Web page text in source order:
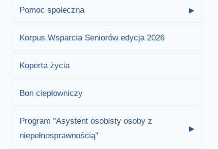
Pomoc społeczna
Korpus Wsparcia Seniorów edycja 2026
Koperta życia
Bon ciepłowniczy
Program "Asystent osobisty osoby z
niepełnosprawnością"